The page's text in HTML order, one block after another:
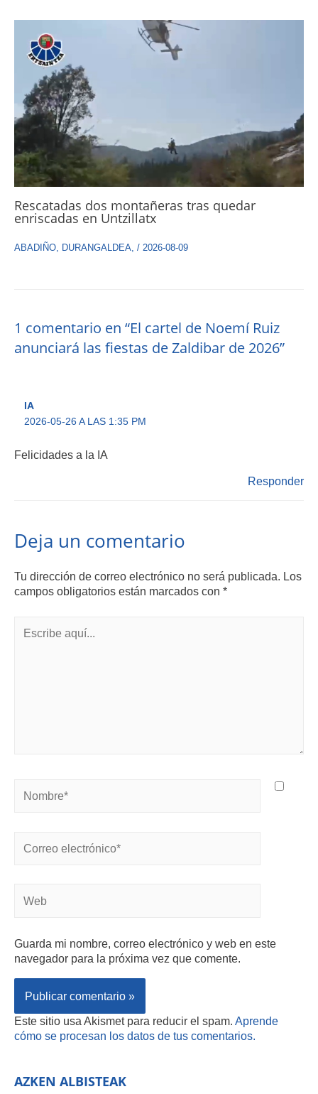
Rescatadas dos montañeras tras quedar
enriscadas en Untzillatx
ABADIÑO DURANGALDEA / 2026-08-09
1 comentario en “El cartel de Noemí Ruiz
anunciará las fiestas de Zaldibar de 2026”
IA
2026-05-26 A LAS 1:35 PM
Felicidades a la IA
Responder
Deja un comentario
Tu dirección de correo electrónico no será publicada. Los
campos obligatorios están marcados con *
Guarda mi nombre, correo electrónico y web en este
navegador para la próxima vez que comente.
Este sitio usa Akismet para reducir el spam. Aprende
cómo se procesan los datos de tus comentarios.
AZKEN ALBISTEAK